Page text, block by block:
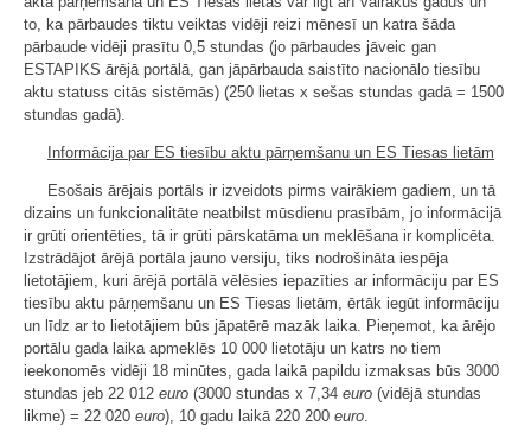
to, ka pārbaudes tiktu veiktas vidēji reizi mēnesī un katra šāda
pārbaude vidēji prasītu 0,5 stundas (jo pārbaudes jāveic gan
ESTAPIKS ārējā portālā, gan jāpārbauda saistīto nacionālo tiesību
aktu statuss citās sistēmās) (250 lietas x sešas stundas gadā = 1500
stundas gadā).
Informācija par ES tiesību aktu pārņemšanu un ES Tiesas lietām
Esošais ārējais portāls ir izveidots pirms vairākiem gadiem, un tā
dizains un funkcionalitāte neatbilst mūsdienu prasībām, jo informācijā
ir grūti orientēties, tā ir grūti pārskatāma un meklēšana ir komplicēta.
Izstrādājot ārējā portāla jauno versiju, tiks nodrošināta iespēja
lietotājiem, kuri ārējā portālā vēlēsies iepazīties ar informāciju par ES
tiesību aktu pārņemšanu un ES Tiesas lietām, ērtāk iegūt informāciju
un līdz ar to lietotājiem būs jāpatērē mazāk laika. Pieņemot, ka ārējo
portālu gada laika apmeklēs 10 000 lietotāju un katrs no tiem
ieekonomēs vidēji 18 minūtes, gada laikā papildu izmaksas būs 3000
stundas jeb 22 012 euro (3000 stundas x 7,34 euro (vidējā stundas
likme) = 22 020 euro), 10 gadu laikā 220 200 euro.